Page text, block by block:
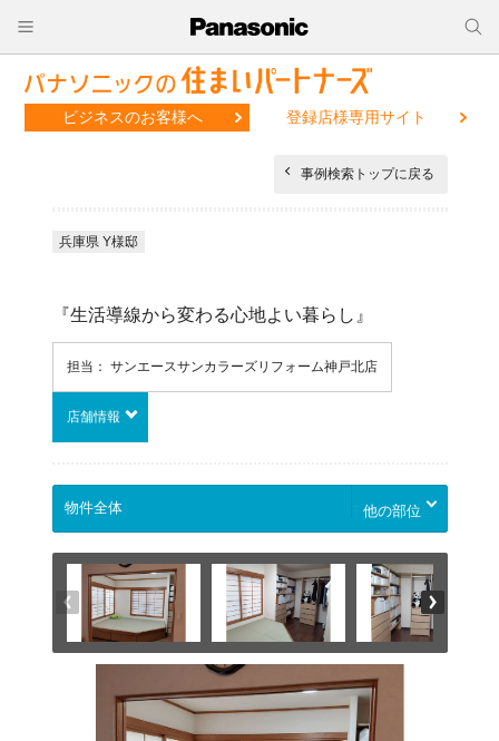
ビジネスのお客様へ 登録店様専用サイト
事例検索トップに戻る
兵庫県 Y様邸
『生活導線から変わる心地よい暮らし』
担当： サンエースサンカラーズリフォーム神戸北店
店舗情報
他の部位